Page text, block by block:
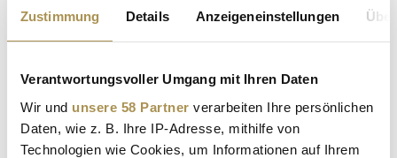
Zustimmung Details Anzeigeneinstellungen
Verantwortungsvoller Umgang mit Ihren Daten
Wir und unsere 58 Partner verarbeiten Ihre persönlichen
Daten, wie z. B. Ihre IP-Adresse, mithilfe von
Technologien wie Cookies, um Informationen auf Ihrem